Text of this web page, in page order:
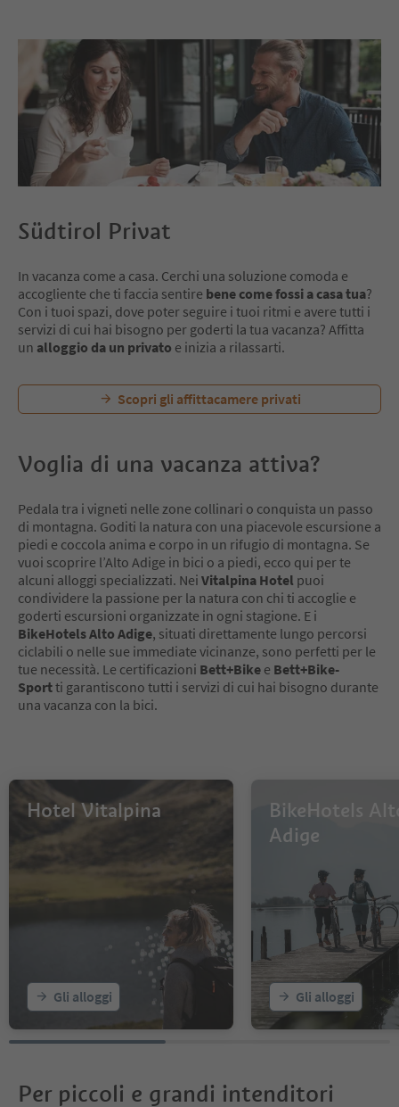
Südtirol Privat
In vacanza come a casa. Cerchi una soluzione comoda e
accogliente che ti faccia sentire bene come fossi a casa tua?
Con i tuoi spazi, dove poter seguire i tuoi ritmi e avere tutti i
servizi di cui hai bisogno per goderti la tua vacanza? Affitta
un alloggio da un privato e inizia a rilassarti.
Scopri gli affittacamere privati
Voglia di una vacanza attiva?
Pedala tra i vigneti nelle zone collinari o conquista un passo
di montagna. Goditi la natura con una piacevole escursione a
piedi e coccola anima e corpo in un rifugio di montagna. Se
vuoi scoprire l’Alto Adige in bici o a piedi, ecco qui per te
alcuni alloggi specializzati. Nei Vitalpina Hotel puoi
condividere la passione per la natura con chi ti accoglie e
goderti escursioni organizzate in ogni stagione. E i
BikeHotels Alto Adige, situati direttamente lungo percorsi
ciclabili o nelle sue immediate vicinanze, sono perfetti per le
tue necessità. Le certificazioni Bett+Bike e Bett+Bike-
Sportti garantiscono tutti i servizi di cui hai bisogno durante
una vacanza con la bici.
Hotel Vitalpina
Gli alloggi
BikeHotels
Adige
Gli alloggi
Per piccoli e grandi intenditori